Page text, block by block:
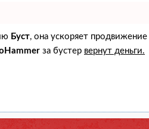
Буст, она ускоряет
за бустер вернут деньги.